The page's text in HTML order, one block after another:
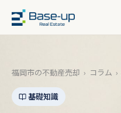
福岡市の不動産売却 › コラム ›
基礎知識